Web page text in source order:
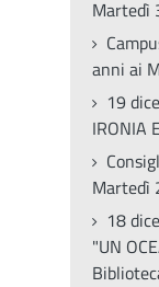
Martedì
anni ai
19
IRONIA
Martedì
18
"UN